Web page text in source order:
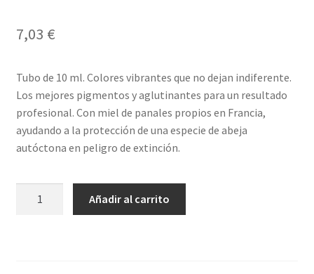
7,03 €
Tubo de 10 ml. Colores vibrantes que no dejan indiferente.
Los mejores pigmentos y aglutinantes para un resultado
profesional. Con miel de panales propios en Francia,
ayudando a la protección de una especie de abeja
autóctona en peligro de extinción.
Añadir al carrito